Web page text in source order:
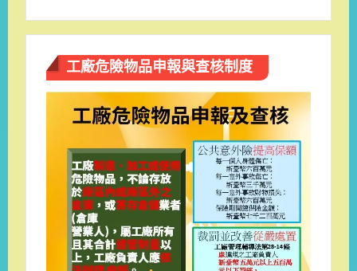
工廠危險物品申報與查核制度